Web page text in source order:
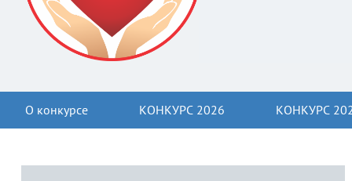
О конкурсе КОНКУРС 2026 КОНКУРС